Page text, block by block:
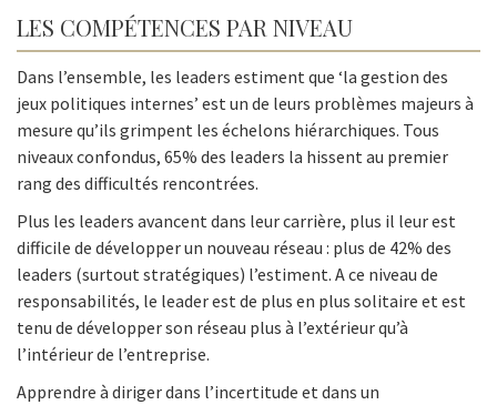
LES COMPÉTENCES PAR NIVEAU
Dans l’ensemble, les leaders estiment que ‘la gestion des
jeux politiques internes’ est un de leurs problèmes majeurs à
mesure qu’ils grimpent les échelons hiérarchiques. Tous
niveaux confondus, 65% des leaders la hissent au premier
rang des difficultés rencontrées.
Plus les leaders avancent dans leur carrière, plus il leur est
difficile de développer un nouveau réseau : plus de 42% des
leaders (surtout stratégiques) l’estiment. A ce niveau de
responsabilités, le leader est de plus en plus solitaire et est
tenu de développer son réseau plus à l’extérieur qu’à
l’intérieur de l’entreprise.
Apprendre à diriger dans l’incertitude et dans un